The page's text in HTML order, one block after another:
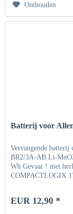
Onthouden
Batterij voor
Vervangende
BR2/3A-AB Li-
Wh Gevaar ! niet
COMPACTLOGIX
EUR 12,90 *